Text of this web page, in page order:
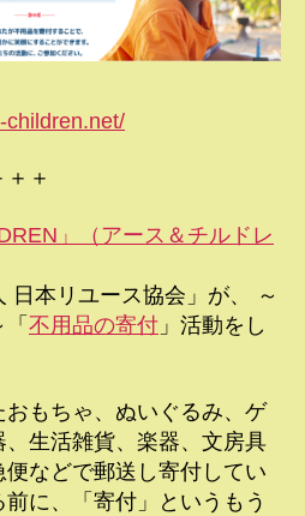
children.net/
＋
」（アース＆チルドレ
日本リユース協会」が、 ～
不用品の寄付 」活動をし
もちゃ、ぬいぐるみ、ゲ
生活雑貨、楽器、文房具
などで郵送し寄付してい
に、「寄付」というもう